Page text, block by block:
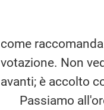
come
votazione. Non
avanti; è accolto
Passiamo